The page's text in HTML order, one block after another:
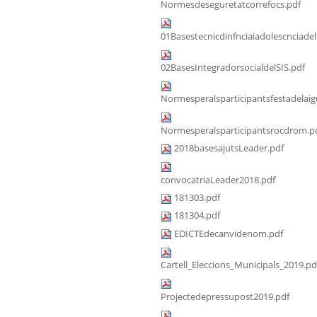
Normesdeseguretatcorrefocs.pdf
02BasesIntegradorsocialdelSIS.pdf
2018basesajutsLeader.pdf
convocatriaLeader2018.pdf
181303.pdf
181304.pdf
EDICTEdecanvidenom.pdf
Projectedepressupost2019.pdf